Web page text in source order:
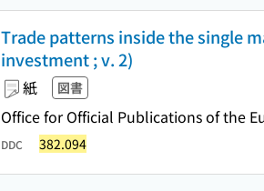
Trade patterns inside the single
investment ; v. 2)
紙 図書
Office for Official Publications of the
DDC 382.094